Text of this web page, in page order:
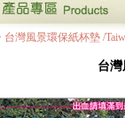
台灣風景環保紙杯墊 /
台灣